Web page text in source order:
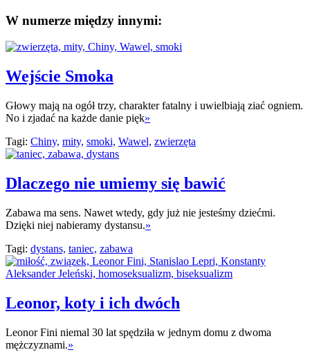
W numerze między innymi:
Wejście Smoka
Głowy mają na ogół trzy, charakter fatalny i uwielbiają ziać ogniem.
No i zjadać na każde danie pięk»
Tagi: Chiny, mity, smoki, Wawel, zwierzęta
Dlaczego nie umiemy się bawić
Zabawa ma sens. Nawet wtedy, gdy już nie jesteśmy dziećmi.
Dzięki niej nabieramy dystansu.»
Tagi: dystans, taniec, zabawa
Leonor, koty i ich dwóch
Leonor Fini niemal 30 lat spędziła w jednym domu z dwoma
mężczyznami.»